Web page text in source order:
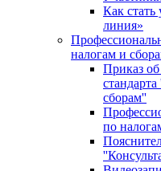
Как стать
линия»
налогам и
Приказ
сборам''
по